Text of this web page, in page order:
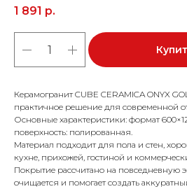
1 891 р.
Керамогранит CUBE CERAMICA ONYX
практичное решение для современной
Основные характеристики: формат
поверхность: полированная.
Материал подходит для пола и стен,
кухне, прихожей, гостиной и
Покрытие рассчитано на повседневную
очищается и помогает создать